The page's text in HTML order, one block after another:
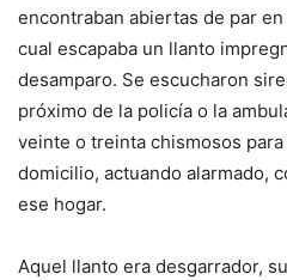
encontraban abiertas de par
cual escapaba un llanto
desamparo. Se escucharon
próximo de la policía o la
veinte o treinta chismosos
domicilio, actuando alarmado,
ese hogar.
Aquel llanto era desgarrador,